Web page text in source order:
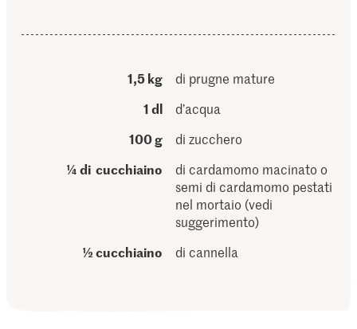
1,5 kg
di prugne mature
1 dl
d’acqua
100 g
di zucchero
¼ di cucchiaino
di cardamomo macinato o
semi di cardamomo pestati
nel mortaio (vedi
suggerimento)
½ cucchiaino
di cannella